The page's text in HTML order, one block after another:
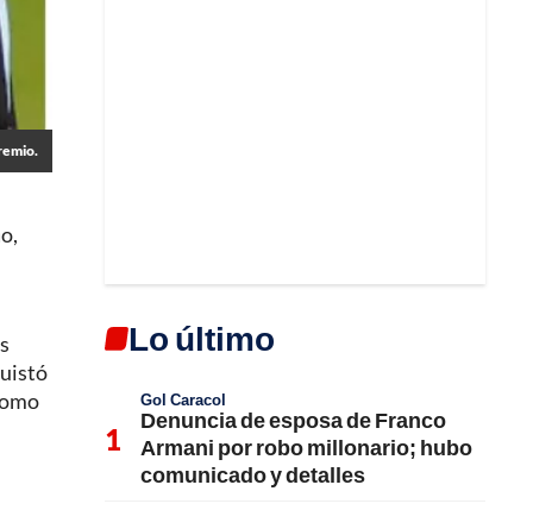
Lo último
Gol Caracol
Denuncia de esposa de Franco
Armani por robo millonario; hubo
comunicado y detalles